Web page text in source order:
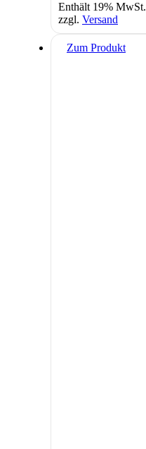
Enthält 19% MwSt.
zzgl. Versand
Zum Produkt